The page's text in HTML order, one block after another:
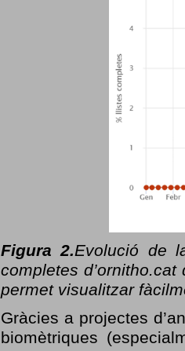
Figura 2.Evolució de
completes
permet visualitzar
Gràcies a projectes
biomètriques